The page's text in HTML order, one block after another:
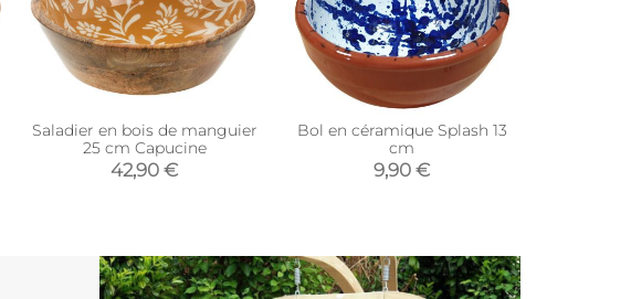
Saladier en bois de manguier
25 cm Capucine
42,90 €
Bol en céramique Splash 13
cm
9,90 €